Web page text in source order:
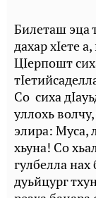
Билеташ эца
дахар хIете
ЦIерпошт
Со сиха
уллохь
элира: Муса,
хьуна! Со
гулбелла
дуьйцург